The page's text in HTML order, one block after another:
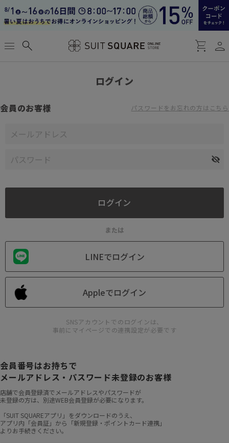
menu search shopping_cart person
ログイン
会員のお客様 パスワードをお忘れの方はこちら
または
LINEでログイン
Appleでログイン
SNSアカウントでのログインは、
事前にマイページでの連携設定が必要です
会員番号はお持ちで
メールアドレス・パスワード未登録のお客様
店舗で会員登録済でメールアドレスやパスワードが
未登録の方は、別途WEB会員登録が必要になります。
「SUIT SQUAREアプリ」をダウンロードのうえ、
アプリ内「会員証」から「新規登録・ポイントカード連携」
よりお手続きください。